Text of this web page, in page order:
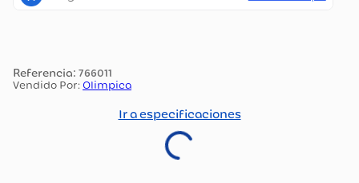
: 766011
Vendido Por: Olimpica
Ir a especificaciones